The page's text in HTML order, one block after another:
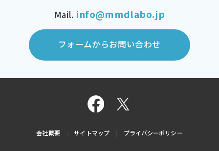
Mail. info@mmdlabo.jp
フォームからお問い合わせ
会社概要 サイトマップ プライバシーポリシー